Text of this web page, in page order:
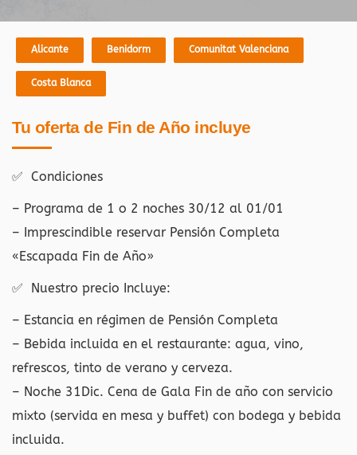
Alicante Benidorm Comunitat Valenciana
Costa Blanca
Tu oferta de Fin de Año incluye
✅ Condiciones
– Programa de 1 o 2 noches 30/12 al 01/01
– Imprescindible reservar Pensión Completa
«Escapada Fin de Año»
✅ Nuestro precio Incluye:
– Estancia en régimen de Pensión Completa
– Bebida incluida en el restaurante: agua, vino,
refrescos, tinto de verano y cerveza.
– Noche 31Dic. Cena de Gala Fin de año con servicio
mixto (servida en mesa y buffet) con bodega y bebida
incluida.